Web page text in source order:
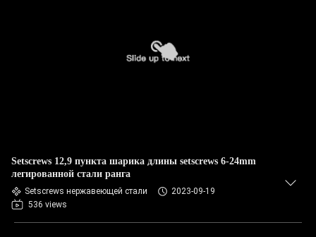
Setscrews 12,9 пункта шарика длины setscrews 6-24mm
легированной стали ранга
Setscrews нержавеющей стали
2023-09-19
536 views